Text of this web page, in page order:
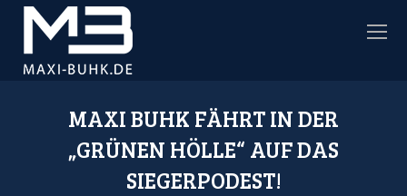
MAXI BUHK FÄHRT IN DER
„GRÜNEN HÖLLE“ AUF DAS
SIEGERPODEST!